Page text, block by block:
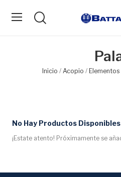
Inicio Acopio
No Hay Productos Disponibles
¡Estate atento! Próximamente se